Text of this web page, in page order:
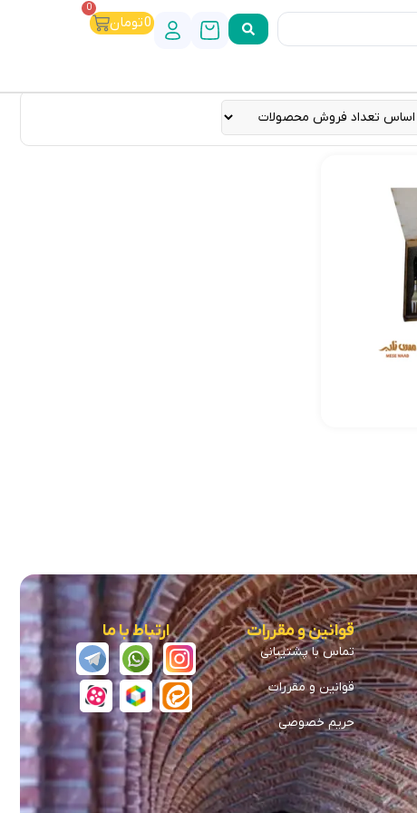
0تومان
0
قوانین و مقررات
تماس با پشتیبانی
قوانین و مقررات
حریم خصوصی
ارتباط با ما